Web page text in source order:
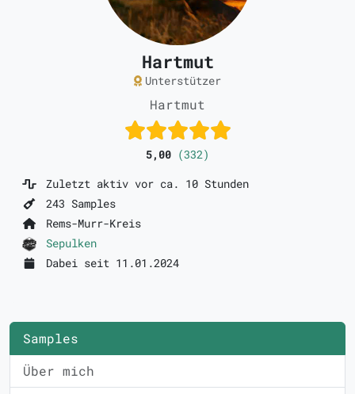
Hartmut
Unterstützer
Hartmut
5,00 (332)
Zuletzt aktiv vor ca. 10 Stunden
243 Samples
Rems-Murr-Kreis
Sepulken
Dabei seit 11.01.2024
Samples
Über mich